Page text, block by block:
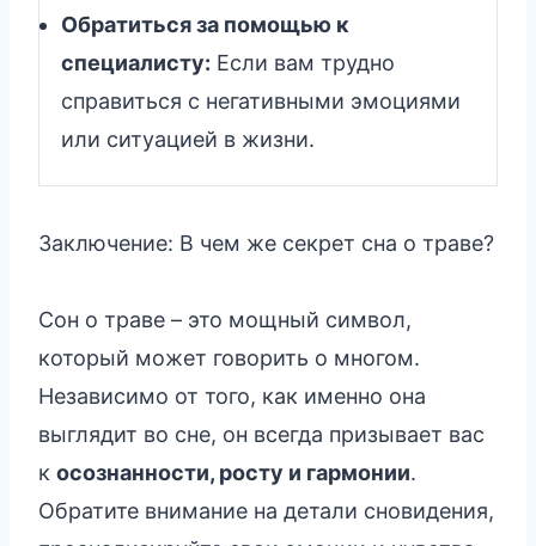
Обратиться за помощью к
специалисту: Если вам трудно
справиться с негативными эмоциями
или ситуацией в жизни.
Заключение: В чем же секрет сна о траве?
Сон о траве – это мощный символ,
который может говорить о многом.
Независимо от того, как именно она
выглядит во сне, он всегда призывает вас
к осознанности, росту и гармонии.
Обратите внимание на детали сновидения,